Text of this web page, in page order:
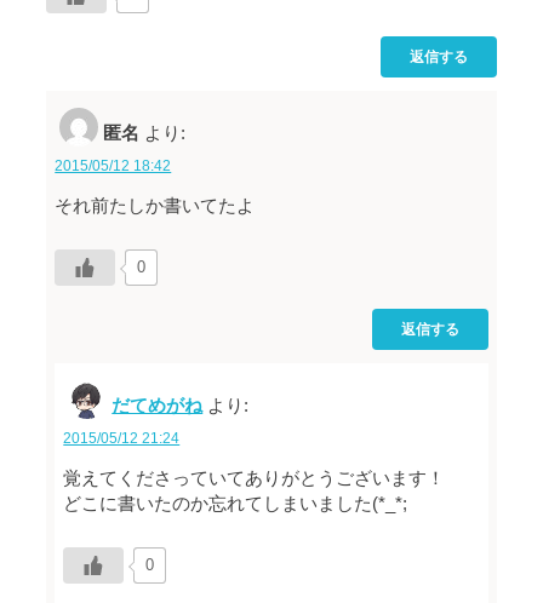
返信する
匿名 より:
2015/05/12 18:42
それ前たしか書いてたよ
0
返信する
だてめがね より:
2015/05/12 21:24
覚えてくださっていてありがとうございます！
どこに書いたのか忘れてしまいました(*_*;
0